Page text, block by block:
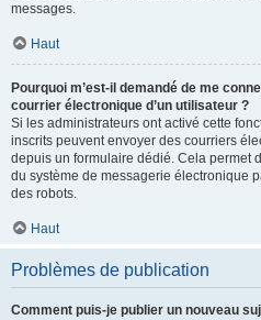
messages.
Haut
Pourquoi m’est-il demandé de me
courrier électronique d’un utilisateur ?
Si les administrateurs ont activé cette
inscrits peuvent envoyer des courriers
depuis un formulaire dédié. Cela permet
du système de messagerie électronique
des robots.
Haut
Problèmes de publication
Comment puis-je publier un nouveau